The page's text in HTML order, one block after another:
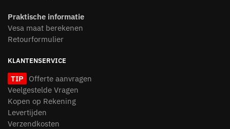
Praktische informatie
Vesa maat berekenen
Retourformulier
KLANTENSERVICE
TIP
Offerte aanvragen
Veelgestelde Vragen
Kopen op Rekening
Levertijden
Verzendkosten